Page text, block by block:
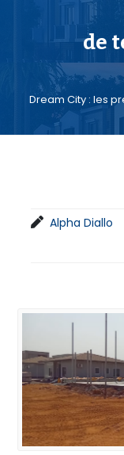
de
Dream City : les
Alpha Diallo